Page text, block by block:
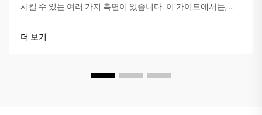
시킬 수 있는 여러 가지 측면이 있습니다. 이 가이드에서는, 우
맞출 것입니다.
더 보기